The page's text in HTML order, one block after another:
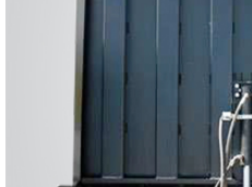
solution de chargement idéale
climatisation